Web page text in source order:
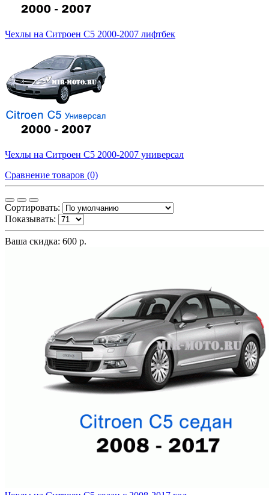
Чехлы на Ситроен С5 2000-2007 лифтбек
Чехлы на Ситроен С5 2000-2007 универсал
Сравнение товаров (0)
Сортировать:
Показывать:
Ваша скидка: 600 р.